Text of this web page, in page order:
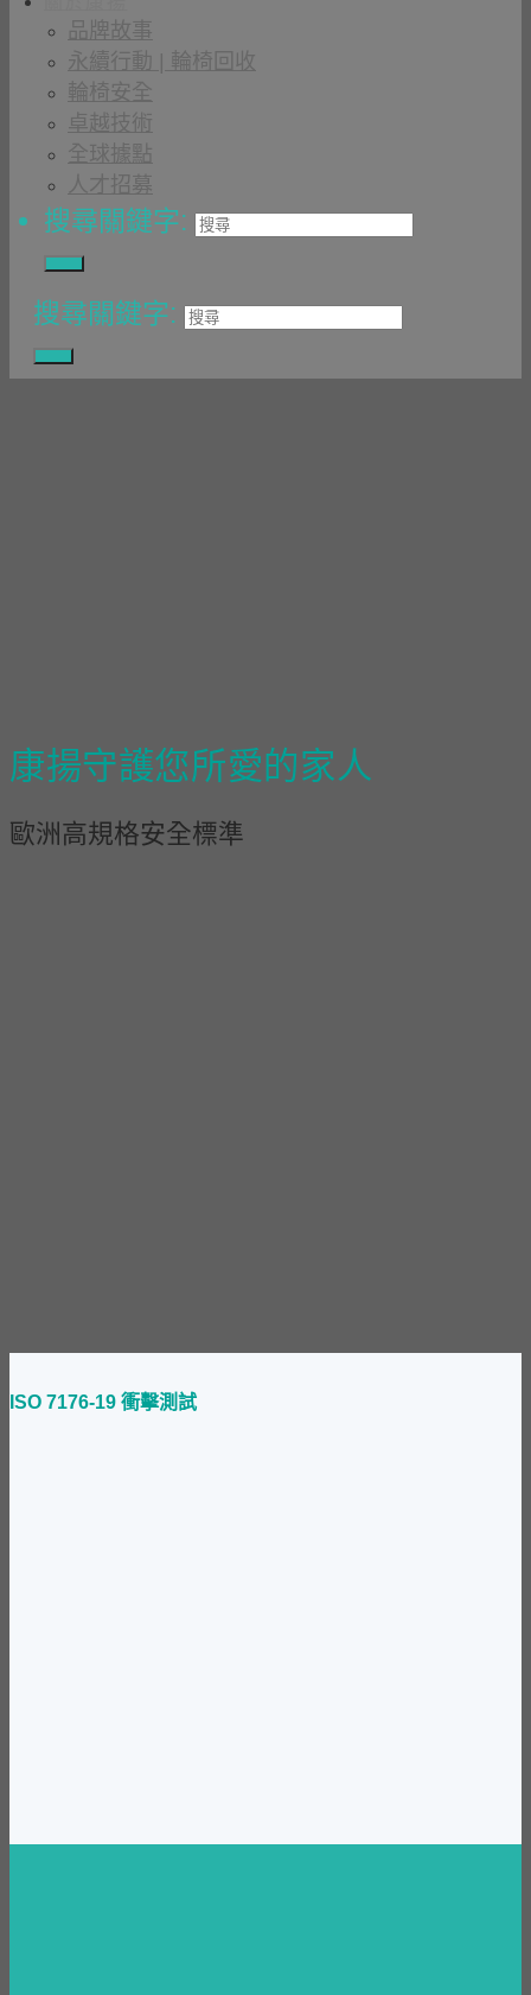
品牌故事
永續行動 | 輪椅回收
輪椅安全
卓越技術
全球據點
人才招募
搜尋關鍵字:
搜尋關鍵字:
康揚守護您所愛的家人
歐洲高規格安全標準
ISO 7176-19 衝擊測試